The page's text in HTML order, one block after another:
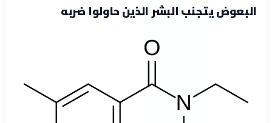
البعوض يتجنب البشر الذين حاولوا ضربه